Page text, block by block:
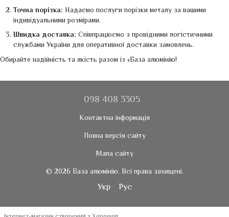
Точна порізка: Надаємо послуги порізки металу за вашими
індивідуальними розмірами.
Швидка доставка: Співпрацюємо з провідними логістичними
службами України для оперативної доставки замовлень.
Обирайте надійність та якість разом із «База алюмінію!
098 408 3305
Контактна інформація
Повна версія сайту
Мапа сайту
© 2026 База алюмінію. Всі права захищені.
Укр Рус